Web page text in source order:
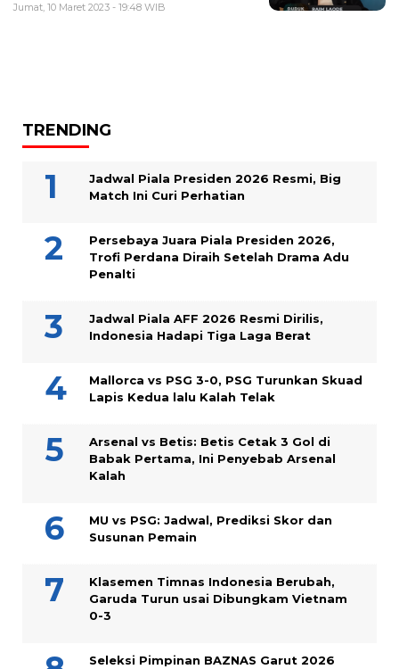
Jumat, 10 Maret 2023 - 19:48 WIB
TRENDING
Jadwal Piala Presiden 2026 Resmi, Big
Match Ini Curi Perhatian
Persebaya Juara Piala Presiden 2026,
Trofi Perdana Diraih Setelah Drama Adu
Penalti
Jadwal Piala AFF 2026 Resmi Dirilis,
Indonesia Hadapi Tiga Laga Berat
Mallorca vs PSG 3-0, PSG Turunkan Skuad
Lapis Kedua lalu Kalah Telak
Arsenal vs Betis: Betis Cetak 3 Gol di
Babak Pertama, Ini Penyebab Arsenal
Kalah
MU vs PSG: Jadwal, Prediksi Skor dan
Susunan Pemain
Klasemen Timnas Indonesia Berubah,
Garuda Turun usai Dibungkam Vietnam
0-3
Seleksi Pimpinan BAZNAS Garut 2026